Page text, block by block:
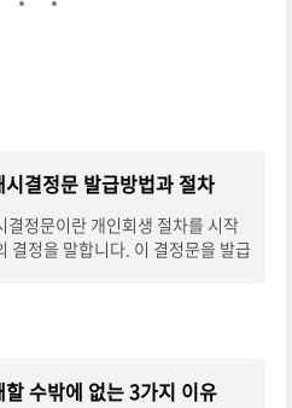
결정문 발급방법과 절차
결정문이란 개인회생 절차를 시작
결정을 말합니다. 이 결정문을 발급
수밖에 없는 3가지 이유